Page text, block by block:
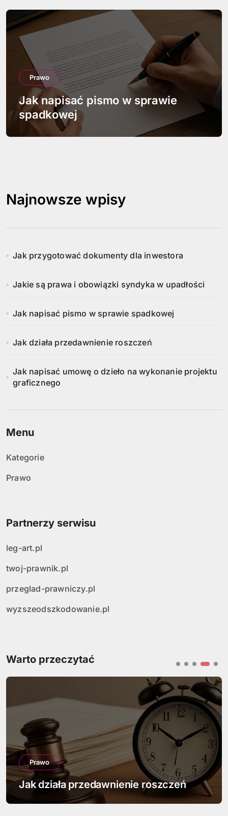
Prawo
Jak napisać pismo w sprawie
spadkowej
Najnowsze wpisy
Jak przygotować dokumenty dla inwestora
Jakie są prawa i obowiązki syndyka w upadłości
Jak napisać pismo w sprawie spadkowej
Jak działa przedawnienie roszczeń
Jak napisać umowę o dzieło na wykonanie projektu
graficznego
Menu
Kategorie
Prawo
Partnerzy serwisu
leg-art.pl
twoj-prawnik.pl
przeglad-prawniczy.pl
wyzszeodszkodowanie.pl
Warto przeczytać
Prawo
Jak działa przedawnienie roszczeń